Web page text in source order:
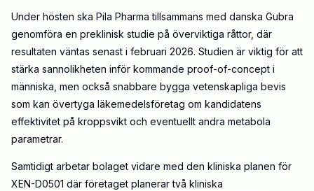
Under hösten ska Pila Pharma tillsammans med danska Gubra
genomföra en preklinisk studie på överviktiga råttor, där
resultaten väntas senast i februari 2026. Studien är viktig för att
stärka sannolikheten inför kommande proof-of-concept i
människa, men också snabbare bygga vetenskapliga bevis
som kan övertyga läkemedelsföretag om kandidatens
effektivitet på kroppsvikt och eventuellt andra metabola
parametrar.
Samtidigt arbetar bolaget vidare med den kliniska planen för
XEN-D0501 där företaget planerar två kliniska